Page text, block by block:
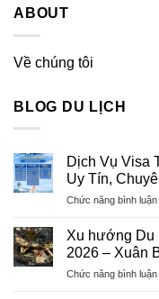
ABOUT
Về chúng tôi
BLOG DU LỊCH
Dịch Vụ Visa
Uy Tín,
Chức năng bình luận
Xu hướng Du
2026 – Xuân
Chức năng bình luận